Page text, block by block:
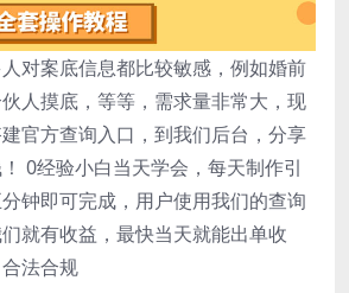
对案底信息都比较敏感，例如婚前
人摸底，等等，需求量非常大，现
官方查询入口，到我们后台，分享
0经验小白当天学会，每天制作引
钟即可完成，用户使用我们的查询
就有收益，最快当天就能出单收
法合规